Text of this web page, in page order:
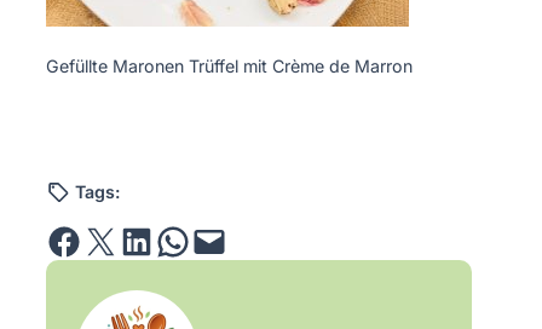
Gefüllte Maronen Trüffel mit Crème de Marron
Tags:
Share on Facebook Email this Page Share on LinkedIn Share on WhatsApp Email this Page